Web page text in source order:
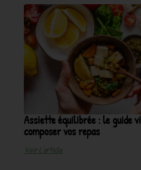
Assiette équilibrée : le guide
composer vos repas
Voir L'article